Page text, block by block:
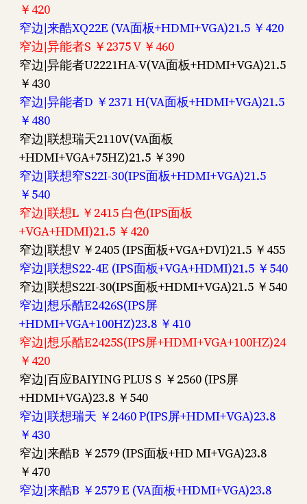
￥420
窄边|来酷XQ22E (VA面板+HDMI+VGA)21.5 ￥420
窄边|异能者S ￥2375 V ￥460
窄边|异能者U2221HA-V(VA面板+HDMI+VGA)21.5
￥430
窄边|异能者D ￥2371 H(VA面板+HDMI+VGA)21.5
￥480
窄边|联想瑞天2110V(VA面板
+HDMI+VGA+75HZ)21.5 ￥390
窄边|联想窄S22I-30(IPS面板+HDMI+VGA)21.5
￥540
窄边|联想L ￥2415 白色(IPS面板
+VGA+HDMI)21.5 ￥420
窄边|联想V ￥2405 (IPS面板+VGA+DVI)21.5 ￥455
窄边|联想S22-4E (IPS面板+VGA+HDMI)21.5 ￥540
窄边|联想S22I-30(IPS面板+HDMI+VGA)21.5 ￥540
窄边|想乐酷E2426S(IPS屏
+HDMI+VGA+100HZ)23.8 ￥410
窄边|想乐酷E2425S(IPS屏+HDMI+VGA+100HZ)24
￥420
窄边|百应BAIYING PLUS S ￥2560 (IPS屏
+HDMI+VGA)23.8 ￥540
窄边|联想瑞天 ￥2460 P(IPS屏+HDMI+VGA)23.8
￥430
窄边|来酷B ￥2579 (IPS面板+HD MI+VGA)23.8
￥470
窄边|来酷B ￥2579 E (VA面板+HDMI+VGA)23.8